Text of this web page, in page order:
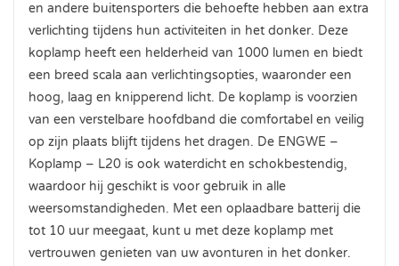
en andere buitensporters die behoefte hebben aan extra
verlichting tijdens hun activiteiten in het donker. Deze
koplamp heeft een helderheid van 1000 lumen en biedt
een breed scala aan verlichtingsopties, waaronder een
hoog, laag en knipperend licht. De koplamp is voorzien
van een verstelbare hoofdband die comfortabel en veilig
op zijn plaats blijft tijdens het dragen. De ENGWE –
Koplamp – L20 is ook waterdicht en schokbestendig,
waardoor hij geschikt is voor gebruik in alle
weersomstandigheden. Met een oplaadbare batterij die
tot 10 uur meegaat, kunt u met deze koplamp met
vertrouwen genieten van uw avonturen in het donker.